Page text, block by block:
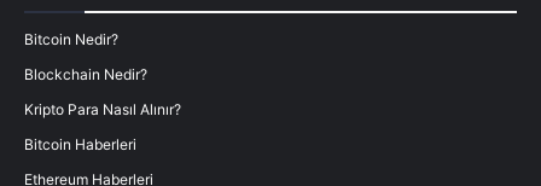
Bitcoin Nedir?
Blockchain Nedir?
Kripto Para Nasıl Alınır?
Bitcoin Haberleri
Ethereum Haberleri